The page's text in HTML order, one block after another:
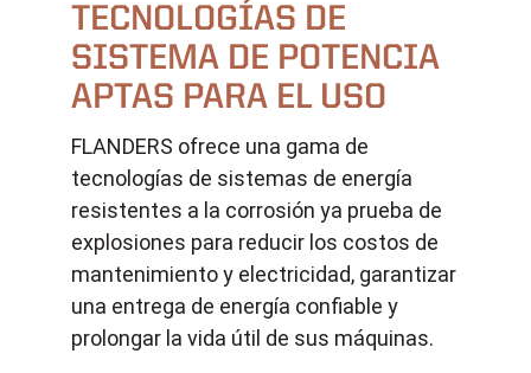
TECNOLOGÍAS DE
SISTEMA DE POTENCIA
APTAS PARA EL USO
FLANDERS ofrece una gama de
tecnologías de sistemas de energía
resistentes a la corrosión ya prueba de
explosiones para reducir los costos de
mantenimiento y electricidad, garantizar
una entrega de energía confiable y
prolongar la vida útil de sus máquinas.